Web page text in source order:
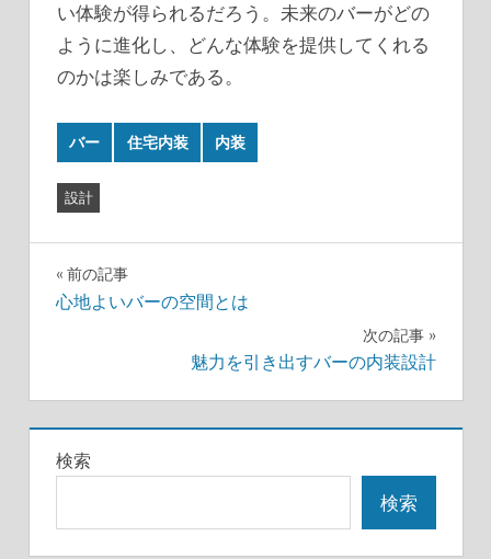
い体験が得られるだろう。未来のバーがどの
ように進化し、どんな体験を提供してくれる
のかは楽しみである。
バー 住宅内装 内装
設計
投
ビ
ゲ
シ
前の記事
心地よいバーの空間とは
次の記事
魅力を引き出すバーの内装設計
検索
検索